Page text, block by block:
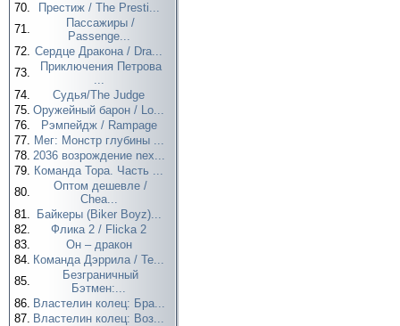
70.
Престиж / The Presti...
71.
Пассажиры /
Passenge...
72. Сердце Дракона / Dra...
73.
Приключения Петрова
...
74.
Судья/The Judge
75. Оружейный барон / Lo...
76.
Рэмпейдж / Rampage
77. Мег: Монстр глубины ...
78. 2036 возрождение nex...
79. Команда Тора. Часть ...
80.
Оптом дешевле /
Chea...
81.
Байкеры (Biker Boyz)...
82.
Флика 2 / Flicka 2
83.
Он – дракон
84. Команда Дэррила / Te...
85.
Безграничный
Бэтмен:...
86. Властелин колец: Бра...
87. Властелин колец: Воз...